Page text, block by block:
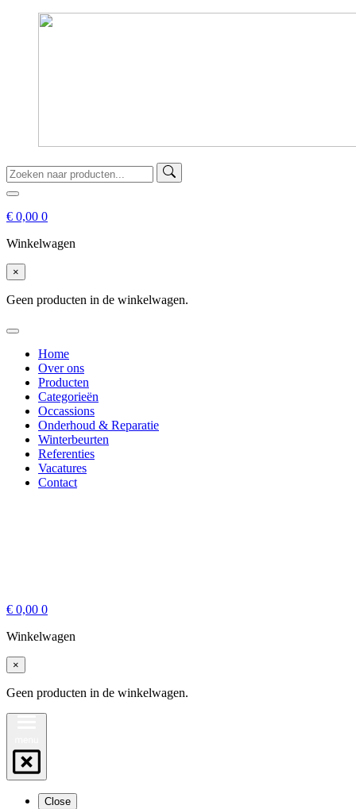
€ 0,00 0
Winkelwagen
×
Geen producten in de winkelwagen.
Home
Over ons
Producten
Categorieën
Occassions
Onderhoud & Reparatie
Winterbeurten
Referenties
Vacatures
Contact
€ 0,00 0
Winkelwagen
×
Geen producten in de winkelwagen.
Close